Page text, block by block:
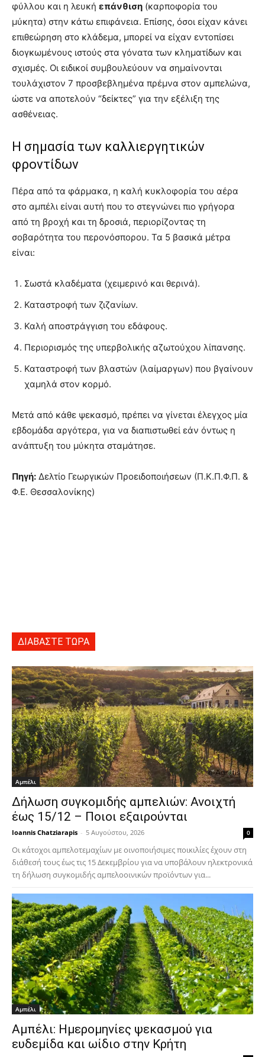
φύλλου και η λευκή επάνθιση (καρποφορία του
μύκητα) στην κάτω επιφάνεια. Επίσης, όσοι είχαν κάνει
επιθεώρηση στο κλάδεμα, μπορεί να είχαν εντοπίσει
διογκωμένους ιστούς στα γόνατα των κληματίδων και
σχισμές. Οι ειδικοί συμβουλεύουν να σημαίνονται
τουλάχιστον 7 προσβεβλημένα πρέμνα στον αμπελώνα,
ώστε να αποτελούν “δείκτες” για την εξέλιξη της
ασθένειας.
Η σημασία των καλλιεργητικών
φροντίδων
Πέρα από τα φάρμακα, η καλή κυκλοφορία του αέρα
στο αμπέλι είναι αυτή που το στεγνώνει πιο γρήγορα
από τη βροχή και τη δροσιά, περιορίζοντας τη
σοβαρότητα του περονόσπορου. Τα 5 βασικά μέτρα
είναι:
Σωστά κλαδέματα (χειμερινό και θερινά).
Καταστροφή των ζιζανίων.
Καλή αποστράγγιση του εδάφους.
Περιορισμός της υπερβολικής αζωτούχου λίπανσης.
Καταστροφή των βλαστών (λαίμαργων) που βγαίνουν
χαμηλά στον κορμό.
Μετά από κάθε ψεκασμό, πρέπει να γίνεται έλεγχος μία
εβδομάδα αργότερα, για να διαπιστωθεί εάν όντως η
ανάπτυξη του μύκητα σταμάτησε.
Πηγή: Δελτίο Γεωργικών Προειδοποιήσεων (Π.Κ.Π.Φ.Π. &
Φ.Ε. Θεσσαλονίκης)
ΔΙΑΒΑΣΤΕ ΤΩΡΑ
Αμπέλι
Δήλωση συγκομιδής αμπελιών: Ανοιχτή
έως 15/12 – Ποιοι εξαιρούνται
Ioannis Chatziarapis - 5 Αυγούστου, 2026 0
Οι κάτοχοι αμπελοτεμαχίων με οινοποιήσιμες ποικιλίες έχουν στη
διάθεσή τους έως τις 15 Δεκεμβρίου για να υποβάλουν ηλεκτρονικά
τη δήλωση συγκομιδής αμπελοοινικών προϊόντων για...
Αμπέλι
Αμπέλι: Ημερομηνίες ψεκασμού για
ευδεμίδα και ωίδιο στην Κρήτη